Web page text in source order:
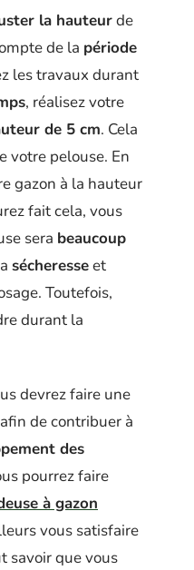
la hauteurde
de la période
les travaux durant
, réalisez votre
de 5 cm. Cela
votre pelouse. En
gazon à la hauteur
fait cela, vous
sera beaucoup
sécheresseet
Toutefois,
durant la
devrez faire une
de contribuer à
des
pourrez faire
à gazon
vous satisfaire
savoir que vous